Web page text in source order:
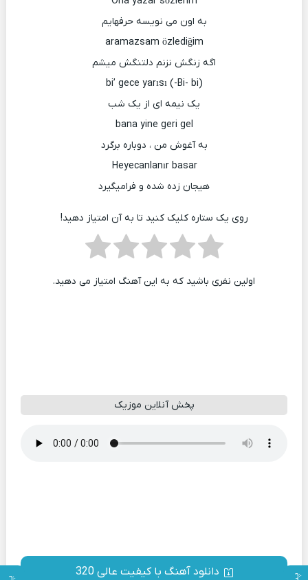
به اون می نویسه حرفهایم
aramazsam özlediğim
اگه زنگش نزنم دلتنگش میشم
(Bi- bi-) bi’ gece yarısı
یک نیمه ای از یک شب
bana yine geri gel
به آغوش من ، دوباره برگرد
Heyecanlanır basar
هیجان زده شده و فرامیگیرد
روی یک ستاره کلیک کنید تا به آن امتیاز دهید!
اولین نفری باشید که به این آهنگ امتیاز می دهید.
پخش آنلاین موزیک
دانلود آهنگ با کیفیت عالی 320